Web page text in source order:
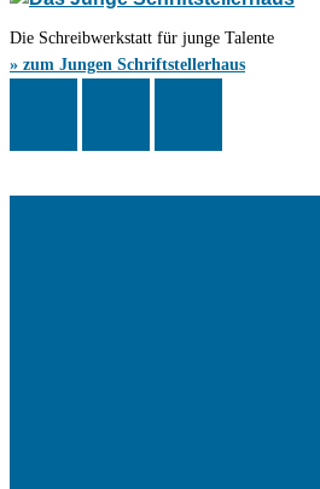
Die Schreibwerkstatt für junge Talente
» zum Jungen Schriftstellerhaus